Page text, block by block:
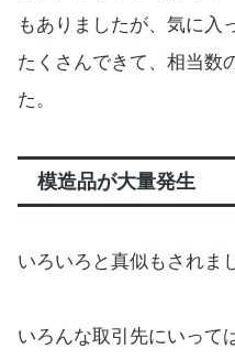
もありましたが、気に入
たくさんできて、相当数
た。
模造品が大量発生
いろいろと真似もされま
いろんな取引先にいって